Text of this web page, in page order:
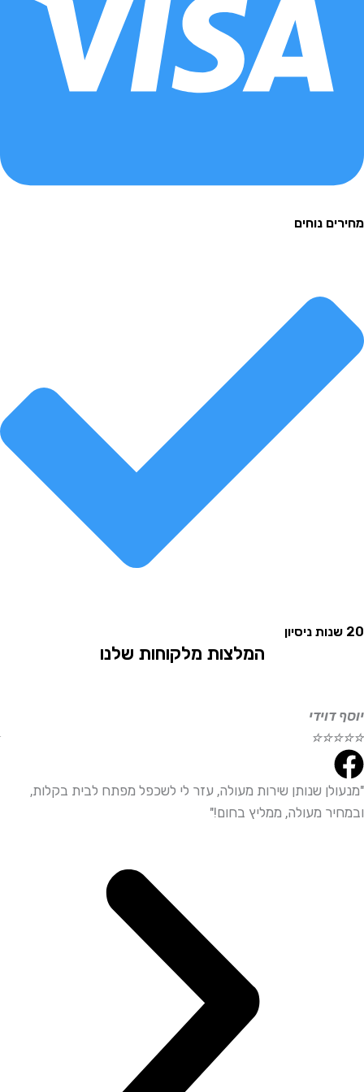
נוחים
המלצות מלקוחות שלנו
☆
☆
שנותן שירות מעולה, עזר לי לשכפל מפתח לבית בקלות,
מעולה, ממליץ בחום!"